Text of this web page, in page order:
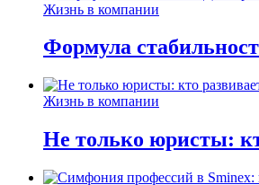
Жизнь в компании
Формула
Жизнь в компании
Не только юристы: